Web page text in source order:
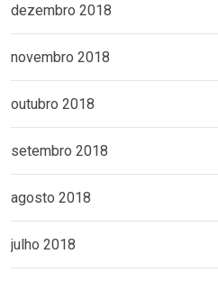
dezembro 2018
novembro 2018
outubro 2018
setembro 2018
agosto 2018
julho 2018